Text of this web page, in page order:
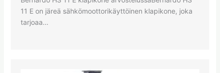
11 E on järeä sähkömoottorikäyttöinen klapikone, joka
tarjoaa…